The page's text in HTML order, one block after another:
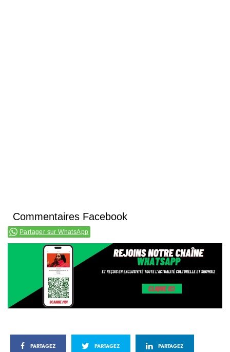
Commentaires Facebook
Partager sur WhatsApp
PARTAGEZ PARTAGEZ PARTAGEZ